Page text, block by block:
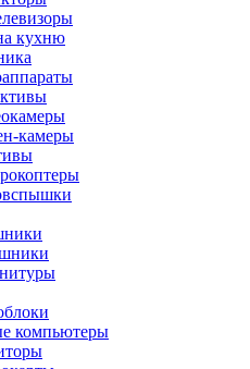
кухню
камеры
компьютеры